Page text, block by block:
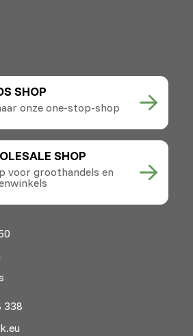
SHOP
onze one-stop-shop
SHOP
voor groothandels en
338